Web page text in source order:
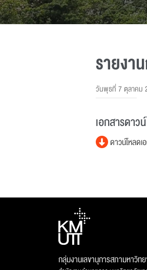
รายงา
วันพุธที่ 7 ตุลาคม
เอกสารดาว
ดาวน์โหลดเ
กลุ่มงานเลขานุการสภามหาวิท